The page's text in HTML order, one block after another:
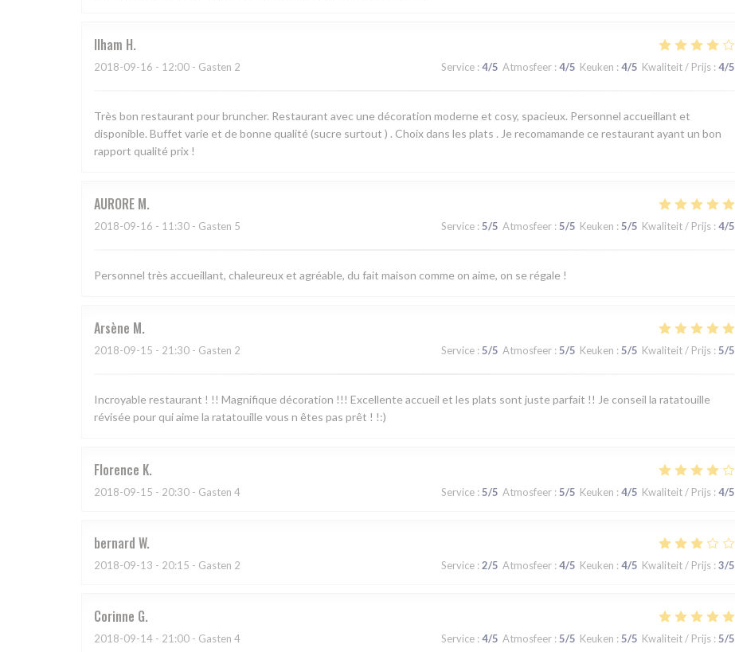
Ilham H
2018-09-16 - 12:00 - Gasten 2 Service : 4/5 Atmosfeer : 4/5 Keuken : 4/5 Kwaliteit / Prijs : 4/5
Très bon restaurant pour bruncher. Restaurant avec une décoration moderne et cosy, spacieux. Personnel accueillant et
disponible. Buffet varie et de bonne qualité (sucre surtout ) . Choix dans les plats . Je recomamande ce restaurant ayant un bon
rapport qualité prix !
AURORE M
2018-09-16 - 11:30 - Gasten 5 Service : 5/5 Atmosfeer : 5/5 Keuken : 5/5 Kwaliteit / Prijs : 4/5
Personnel très accueillant, chaleureux et agréable, du fait maison comme on aime, on se régale !
Arsène M
2018-09-15 - 21:30 - Gasten 2 Service : 5/5 Atmosfeer : 5/5 Keuken : 5/5 Kwaliteit / Prijs : 5/5
Incroyable restaurant ! !! Magnifique décoration !!! Excellente accueil et les plats sont juste parfait !! Je conseil la ratatouille
révisée pour qui aime la ratatouille vous n êtes pas prêt ! !:)
Florence K
2018-09-15 - 20:30 - Gasten 4 Service : 5/5 Atmosfeer : 5/5 Keuken : 4/5 Kwaliteit / Prijs : 4/5
bernard W
2018-09-13 - 20:15 - Gasten 2 Service : 2/5 Atmosfeer : 4/5 Keuken : 4/5 Kwaliteit / Prijs : 3/5
Corinne G
2018-09-14 - 21:00 - Gasten 4 Service : 4/5 Atmosfeer : 5/5 Keuken : 5/5 Kwaliteit / Prijs : 5/5